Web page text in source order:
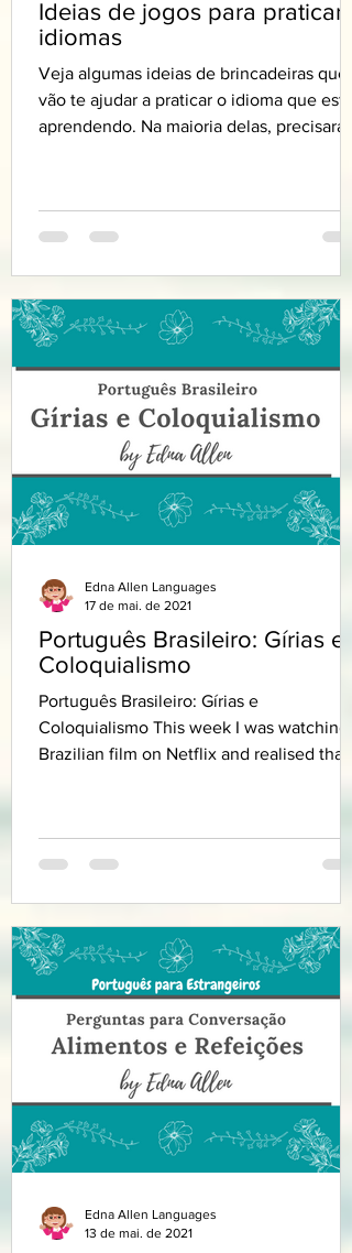
Ideias de jogos para praticar
idiomas
Veja algumas ideias de brincadeiras que
vão te ajudar a praticar o idioma que está
aprendendo. Na maioria delas, precisará
Português Brasileiro: Gírias e
Coloquialismo
Português Brasileiro: Gírias e
Coloquialismo This week I was watching a
Brazilian film on Netflix and realised that
Edna Allen Languages
17 de mai. de 2021
Edna Allen Languages
13 de mai. de 2021